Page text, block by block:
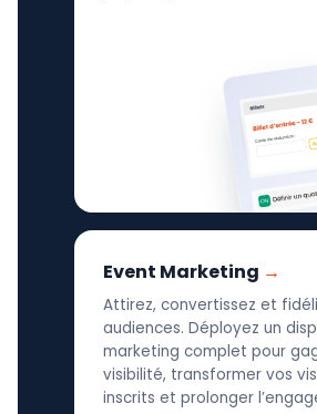
Event Marketing
Attirez, convertissez et
audiences. Déployez un
marketing complet pour
visibilité, transformer vos
inscrits et prolonger